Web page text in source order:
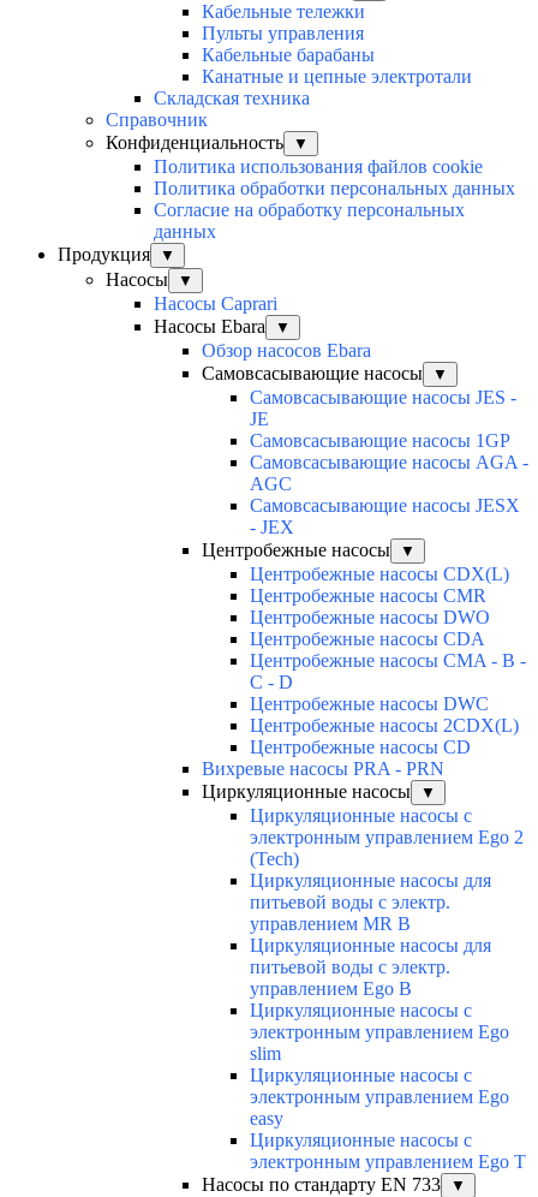
Кабельные тележки
Пульты управления
Кабельные барабаны
Канатные и цепные электротали
Складская техника
Справочник
Конфиденциальность
▼
Политика использования файлов cookie
Политика обработки персональных данных
Согласие на обработку персональных
данных
Продукция
▼
Насосы ▼
Насосы Caprari
Насосы Ebara
▼
Обзор насосов Ebara
Самовсасывающие насосы
▼
Самовсасывающие насосы JES -
JE
Самовсасывающие насосы 1GP
Самовсасывающие насосы AGA -
AGC
Самовсасывающие насосы JESX
- JEX
Центробежные насосы
▼
Центробежные насосы CDX(L)
Центробежные насосы CMR
Центробежные насосы DWO
Центробежные насосы CDA
Центробежные насосы CMA - B -
C - D
Центробежные насосы DWC
Центробежные насосы 2CDX(L)
Центробежные насосы CD
Вихревые насосы PRA - PRN
Циркуляционные насосы
▼
Циркуляционные насосы с
электронным управлением Ego 2
(Tech)
Циркуляционные насосы для
питьевой воды с электр.
управлением MR B
Циркуляционные насосы для
питьевой воды с электр.
управлением Ego B
Циркуляционные насосы с
электронным управлением Ego
slim
Циркуляционные насосы с
электронным управлением Ego
easy
Циркуляционные насосы с
электронным управлением Ego T
Насосы по стандарту EN 733
▼